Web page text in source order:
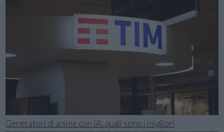
Generatori di anime con IA: quali sono i migliori